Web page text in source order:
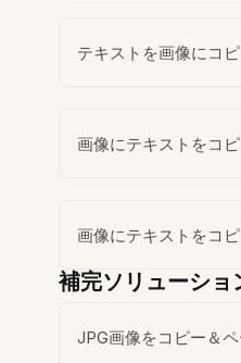
テキストを画像にコ
画像にテキストをコ
画像にテキストをコ
補完ソリューショ
JPG画像をコピー＆ペ